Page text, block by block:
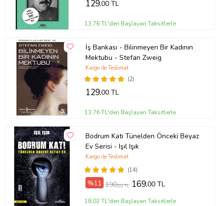
129,00 TL
13,76 TL'den Başlayan Taksitlerle
İş Bankası - Bilinmeyen Bir Kadının
Mektubu - Stefan Zweig
(2)
Kargo ile Teslimat
129,00 TL
13,76 TL'den Başlayan Taksitlerle
Bodrum Katı Tünelden Önceki Beyaz
Ev Serisi - Işıl Işık
(14)
Kargo ile Teslimat
%11 190,00 TL 169,00 TL
18,02 TL'den Başlayan Taksitlerle